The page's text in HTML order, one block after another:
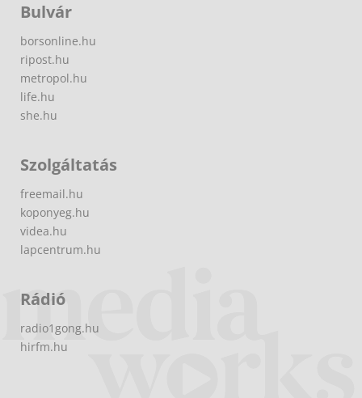
Bulvár
borsonline.hu
ripost.hu
metropol.hu
life.hu
she.hu
Szolgáltatás
freemail.hu
koponyeg.hu
videa.hu
lapcentrum.hu
Rádió
radio1gong.hu
hirfm.hu